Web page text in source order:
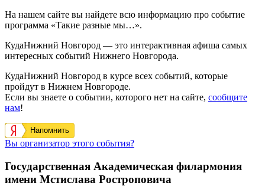
На нашем сайте вы найдете всю информацию про событие
программа «Такие разные мы…».
КудаНижний Новгород — это интерактивная афиша самых
интересных событий Нижнего Новгорода.
КудаНижний Новгород в курсе всех событий, которые
пройдут в Нижнем Новгороде.
Если вы знаете о событии, которого нет на сайте, сообщите
нам!
Напомнить
Вы организатор этого события?
Государственная Академическая филармония
имени Мстислава Ростроповича